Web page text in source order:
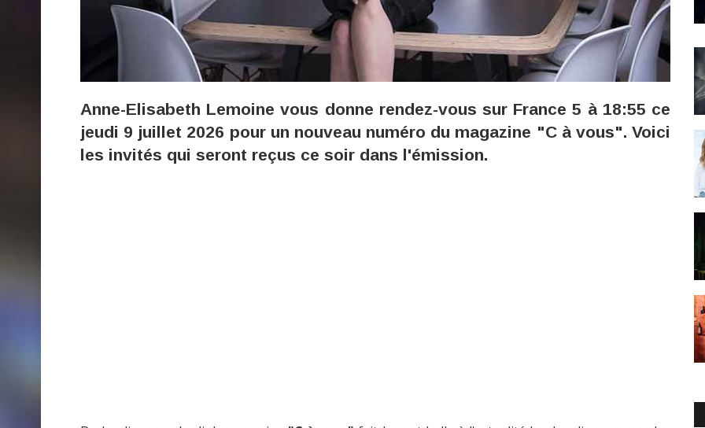
Anne-Elisabeth Lemoine vous donne rendez-vous sur France 5 à 18:55 ce
jeudi 9 juillet 2026 pour un nouveau numéro du magazine "C à vous". Voici
les invités qui seront reçus ce soir dans l'émission.